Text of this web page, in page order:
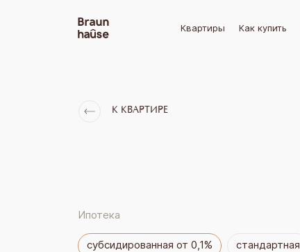
Квартиры Как купить
К КВАРТИРЕ
Ипотека
субсидированная от 0,1% стандартная